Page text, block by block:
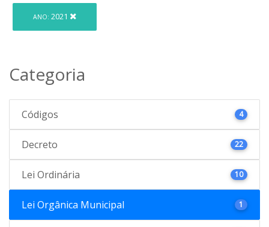
ANO: 2021
Categoria
Códigos 4
Decreto 22
Lei Ordinária 10
Lei Orgânica Municipal 1